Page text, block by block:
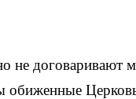
не договаривают
обиженные